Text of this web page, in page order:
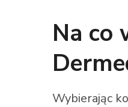
Na co
Wybierając